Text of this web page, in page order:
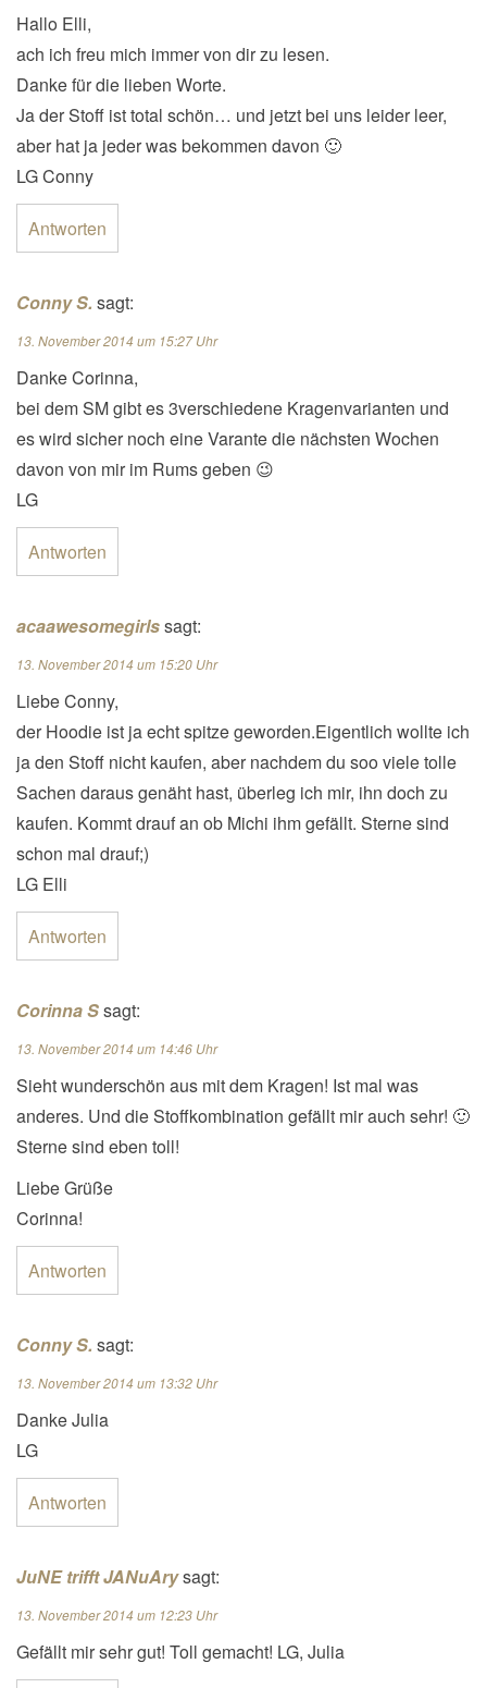
Hallo Elli,
ach ich freu mich immer von dir zu lesen.
Danke für die lieben Worte.
Ja der Stoff ist total schön… und jetzt bei uns leider leer,
aber hat ja jeder was bekommen davon 🙂
LG Conny
Antworten
Conny S. sagt:
13. November 2014 um 15:27 Uhr
Danke Corinna,
bei dem SM gibt es 3verschiedene Kragenvarianten und
es wird sicher noch eine Varante die nächsten Wochen
davon von mir im Rums geben 😉
LG
Antworten
acaawesomegirlssagt:
13. November 2014 um 15:20 Uhr
Liebe Conny,
der Hoodie ist ja echt spitze geworden.Eigentlich wollte ich
ja den Stoff nicht kaufen, aber nachdem du soo viele tolle
Sachen daraus genäht hast, überleg ich mir, ihn doch zu
kaufen. Kommt drauf an ob Michi ihm gefällt. Sterne sind
schon mal drauf;)
LG Elli
Antworten
Corinna Ssagt:
13. November 2014 um 14:46 Uhr
Sieht wunderschön aus mit dem Kragen! Ist mal was
anderes. Und die Stoffkombination gefällt mir auch sehr! 🙂
Sterne sind eben toll!
Liebe Grüße
Corinna!
Antworten
Conny S. sagt:
13. November 2014 um 13:32 Uhr
Danke Julia
LG
Antworten
JuNE trifft JANuArysagt:
13. November 2014 um 12:23 Uhr
Gefällt mir sehr gut! Toll gemacht! LG, Julia